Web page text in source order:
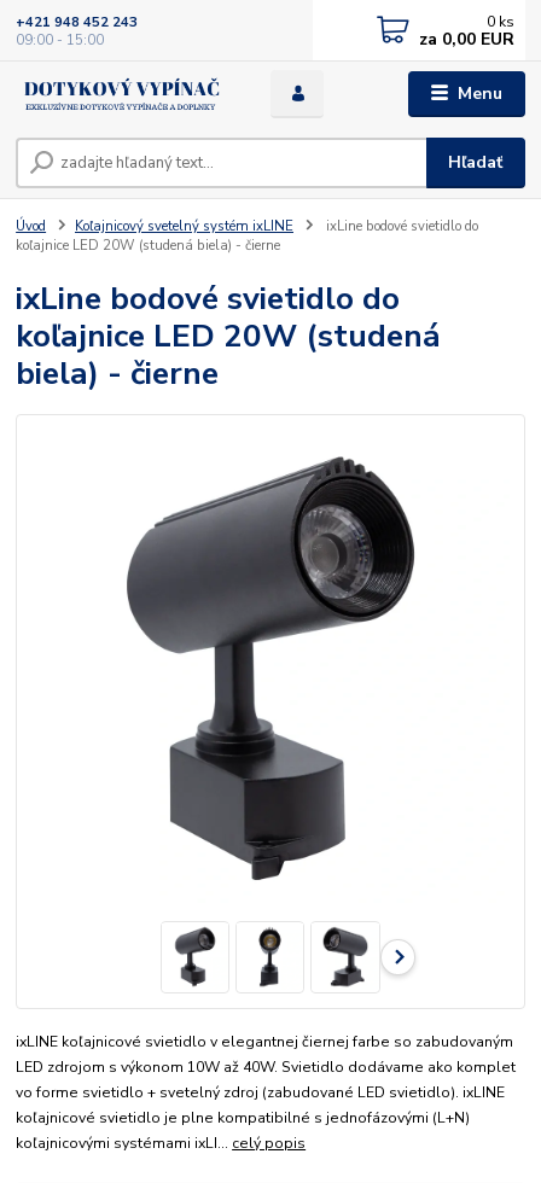
Menu
Hľadať
+421 948 452 243
09:00 - 15:00
0 ks
za 0,00 EUR
Úvod Koľajnicový svetelný systém ixLINE
ixLine bodové svietidlo do
koľajnice LED 20W (studená biela) - čierne
ixLine bodové svietidlo do
koľajnice LED 20W (studená
biela) - čierne
ixLINE koľajnicové svietidlo v elegantnej čiernej farbe so zabudovaným
LED zdrojom s výkonom 10W až 40W. Svietidlo dodávame ako komplet
vo forme svietidlo + svetelný zdroj (zabudované LED svietidlo). ixLINE
koľajnicové svietidlo je plne kompatibilné s jednofázovými (L+N)
koľajnicovými systémami ixLI... celý popis